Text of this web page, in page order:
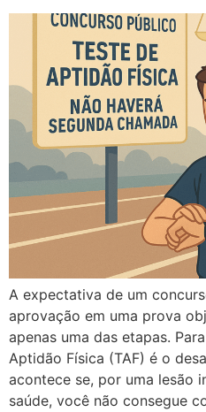
A expectativa de um
aprovação em uma prova
apenas uma das etapas.
Aptidão Física (TAF) é o
acontece se, por uma lesão
saúde, você não consegue